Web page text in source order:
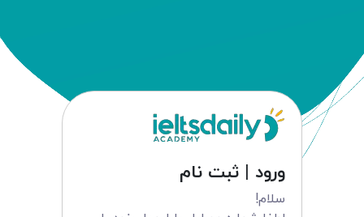
ورود | ثبت نام
سلام!